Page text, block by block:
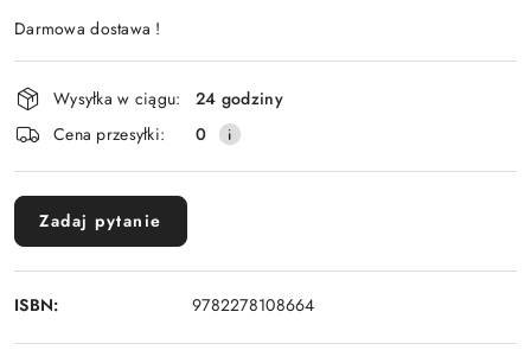
Darmowa dostawa !
Dostępność
i
dostawa
Wysyłka w ciągu:
24 godziny
Cena przesyłki:
0
Zadaj pytanie
ISBN: 9782278108664